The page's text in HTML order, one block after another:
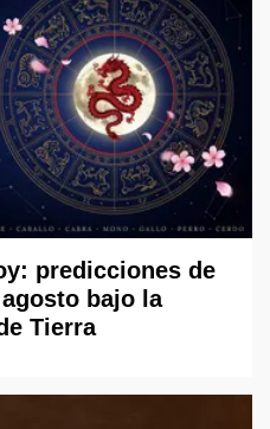
predicciones de
bajo la
Tierra